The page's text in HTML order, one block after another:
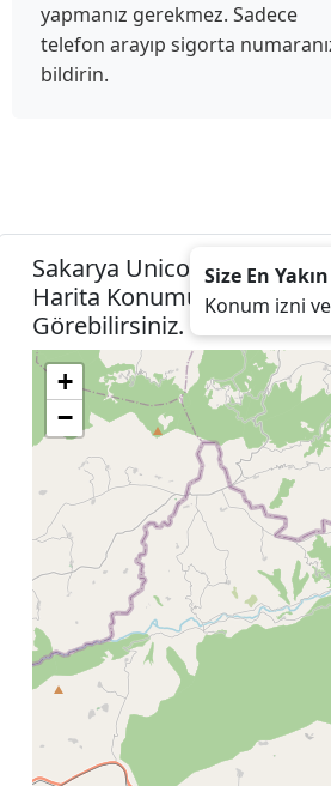
yapmanız gerekmez. Sadece
telefon arayıp sigorta
bildirin.
Sakarya Unico Sigorta
Harita Konumunuza İzin
Görebilirsiniz.
+
−
Size En
Konum izni